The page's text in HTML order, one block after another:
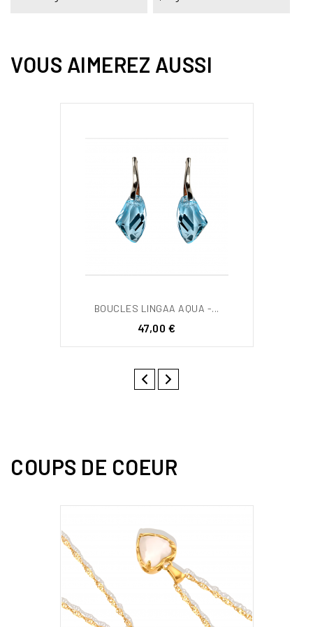
VOUS AIMEREZ AUSSI
BOUCLES LINGAA AQUA -...
Prix
47,00 €
COUPS DE COEUR